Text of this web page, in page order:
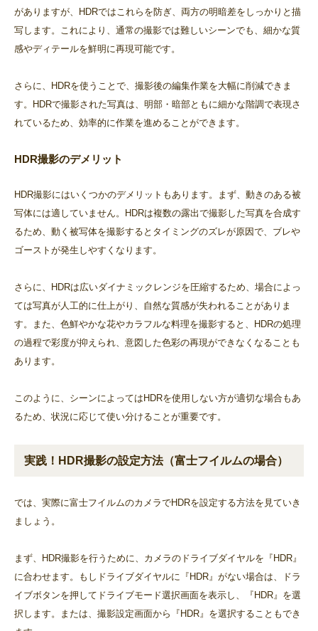
がありますが、HDRではこれらを防ぎ、両方の明暗差をしっかりと描
写します。これにより、通常の撮影では難しいシーンでも、細かな質
感やディテールを鮮明に再現可能です。
さらに、HDRを使うことで、撮影後の編集作業を大幅に削減できま
す。HDRで撮影された写真は、明部・暗部ともに細かな階調で表現さ
れているため、効率的に作業を進めることができます。
HDR撮影のデメリット
HDR撮影にはいくつかのデメリットもあります。まず、動きのある被
写体には適していません。HDRは複数の露出で撮影した写真を合成す
るため、動く被写体を撮影するとタイミングのズレが原因で、ブレや
ゴーストが発生しやすくなります。
さらに、HDRは広いダイナミックレンジを圧縮するため、場合によっ
ては写真が人工的に仕上がり、自然な質感が失われることがありま
す。また、色鮮やかな花やカラフルな料理を撮影すると、HDRの処理
の過程で彩度が抑えられ、意図した色彩の再現ができなくなることも
あります。
このように、シーンによってはHDRを使用しない方が適切な場合もあ
るため、状況に応じて使い分けることが重要です。
実践！HDR撮影の設定方法（富士フイルムの場合）
では、実際に富士フイルムのカメラでHDRを設定する方法を見ていき
ましょう。
まず、HDR撮影を行うために、カメラのドライブダイヤルを『HDR』
に合わせます。もしドライブダイヤルに『HDR』がない場合は、ドラ
イブボタンを押してドライブモード選択画面を表示し、『HDR』を選
択します。または、撮影設定画面から『HDR』を選択することもでき